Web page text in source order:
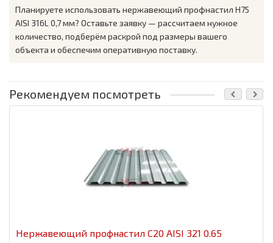
Планируете использовать нержавеющий профнастил H75
AISI 316L 0,7 мм? Оставьте заявку — рассчитаем нужное
количество, подберём раскрой под размеры вашего
объекта и обеспечим оперативную поставку.
Рекомендуем посмотреть
Нержавеющий профнастил С20 AISI 321 0.65